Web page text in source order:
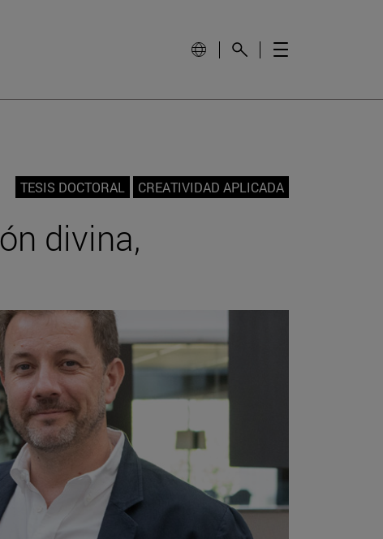
TESIS DOCTORAL CREATIVIDAD APLICADA
divina,